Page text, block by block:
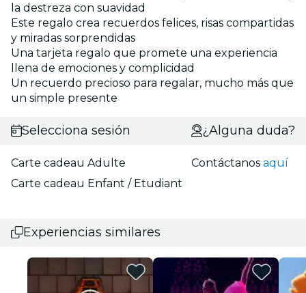
la destreza con suavidad
Este regalo crea recuerdos felices, risas compartidas
y miradas sorprendidas
Una tarjeta regalo que promete una experiencia
llena de emociones y complicidad
Un recuerdo precioso para regalar, mucho más que
un simple presente
Selecciona sesión
Carte cadeau Adulte
Carte cadeau Enfant / Etudiant
¿Alguna duda?
Contáctanosaquí
Experiencias similares